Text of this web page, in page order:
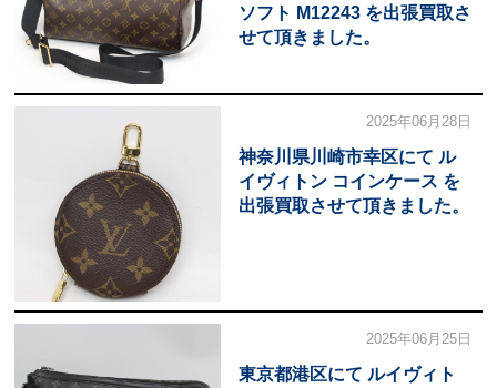
ソフト M12243 を出張買取さ
せて頂きました。
2025年06月28日
神奈川県川崎市幸区にて ル
イヴィトン コインケース を
出張買取させて頂きました。
2025年06月25日
東京都港区にて ルイヴィト